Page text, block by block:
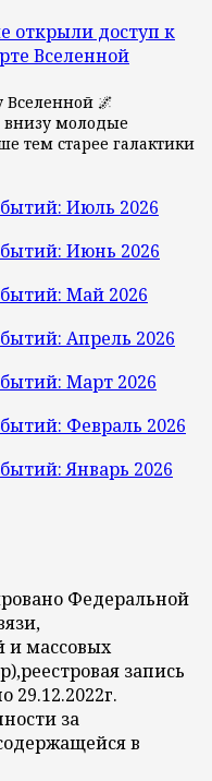
открыли доступ к
Вселенной
Вселенной 🌌
внизу молодые
тем старее галактики
Июль 2026
Июнь 2026
Май 2026
Апрель 2026
Март 2026
Февраль 2026
Январь 2026
Федеральной
и массовых
запись
29.12.2022г.
за
в